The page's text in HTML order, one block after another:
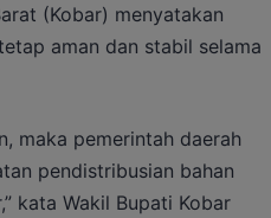
(Kobar) menyatakan
aman dan stabil selama
maka pemerintah daerah
pendistribusian bahan
kata Wakil Bupati Kobar